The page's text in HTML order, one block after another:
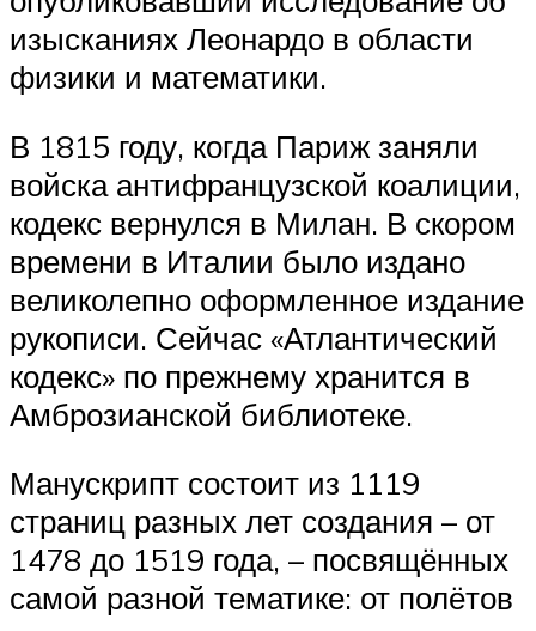
изысканиях Леонардо в области
физики и математики.
В 1815 году, когда Париж заняли
войска антифранцузской коалиции,
кодекс вернулся в Милан. В скором
времени в Италии было издано
великолепно оформленное издание
рукописи. Сейчас «Атлантический
кодекс» по прежнему хранится в
Амброзианской библиотеке.
Манускрипт состоит из 1119
страниц разных лет создания – от
1478 до 1519 года, – посвящённых
самой разной тематике: от полётов